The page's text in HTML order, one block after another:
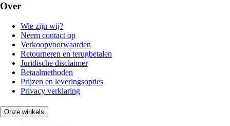
Over
Wie zijn wij?
Neem contact op
Verkoopvoorwaarden
Retourneren en terugbetalen
Juridische disclaimer
Betaalmethoden
Prijzen en leveringsopties
Privacy verklaring
Onze winkels